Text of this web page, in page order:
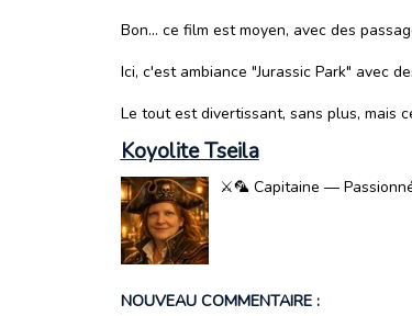
Bon... ce film est moyen, avec des
Ici, c'est ambiance "Jurassic Park" avec
Le tout est divertissant, sans plus, mais
Koyolite Tseila
⚔️🦜 Capitaine —
NOUVEAU COMMENTAIRE :